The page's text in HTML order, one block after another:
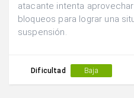
atacante intenta
bloqueos para lograr una
suspensión.
Dificultad Baja